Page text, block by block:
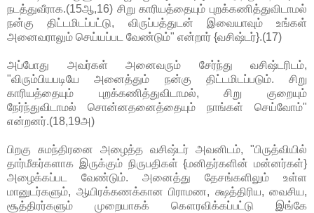
நடத்துவீராக.(15ஆ,16) சிறு காரியத்தையும் புறக்கணித்துவிடாமல்
நன்கு திட்டமிடப்பட்டு, விருப்பத்துடன் இவையாவும் உங்கள்
அனைவராலும் செய்யப்பட வேண்டும்" என்றார் {வசிஷ்டர்}.(17)
அப்போது அவர்கள் அனைவரும் சேர்ந்து வசிஷ்டரிடம்,
"விரும்பியபடியே அனைத்தும் நன்கு திட்டமிடப்படும். சிறு
காரியத்தையும் புறக்கணித்துவிடாமல், சிறு குறையும்
நேர்ந்துவிடாமல் சொன்னதனைத்தையும் நாங்கள் செய்வோம்"
என்றனர்.(18,19அ)
பிறகு சுமந்திரனை அழைத்த வசிஷ்டர் அவனிடம், "பிருத்வியில்
தார்மீகர்களாக இருக்கும் நிருபதிகள் {மனிதர்களின் மன்னர்கள்}
அழைக்கப்பட வேண்டும். அனைத்து தேசங்களிலும் உள்ள
மானுடர்களும், ஆயிரக்கணக்கான பிராமண, க்ஷத்திரிய, வைசிய,
சூத்திரர்களும் முறையாகக் கௌரவிக்கப்பட்டு இங்கே